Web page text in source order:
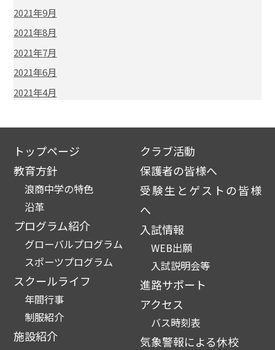
2021年9月
2021年8月
2021年7月
2021年6月
2021年4月
トップページ
教育方針
浪商中学の特色
沿革
プログラム紹介
グローバルプログラム
スポーツプログラム
スクールライフ
年間行事
制服紹介
施設紹介
クラブ活動
保護者の皆様へ
受験生とゲストの皆様
へ
入試情報
WEB出願
入試説明会等
進路サポート
アクセス
バス時刻表
気象警報による休校